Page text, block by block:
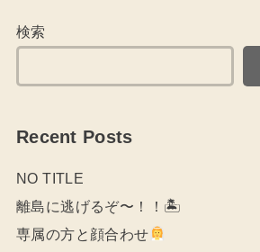
検索
Recent Posts
NO TITLE
離島に逃げるぞ〜！！🏝
専属の方と顔合わせ